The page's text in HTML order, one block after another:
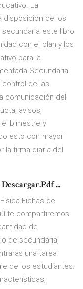
La
disposición de los
este libro
con el plan y los
para la
Secundaria
control de las
comunicación del
avisos,
bimestre y
esto con mayor
firma diaria del
...
Fichas de
te compartiremos
de
de secundaria,
una tarea
de los estudiantes.